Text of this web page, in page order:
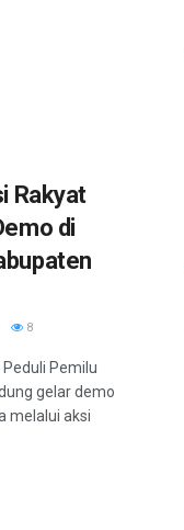
Rakyat
di
8
Pemilu
gelar demo
melalui aksi